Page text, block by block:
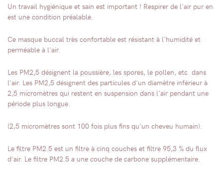
Un travail hygiénique et sain est important ! Respirer de l'air pur en
est une condition préalable.
Ce masque buccal très confortable est résistant à l'humidité et
perméable à l'air.
Les PM2,5 désignent la poussière, les spores, le pollen, etc. dans
l'air. Les PM2,5 désignent des particules d'un diamètre inférieur à
2,5 micromètres qui restent en suspension dans l'air pendant une
période plus longue.
(2,5 micromètres sont 100 fois plus fins qu'un cheveu humain).
Le filtre PM2.5 est un filtre à cinq couches et filtre 95,3 % du flux
d'air. Le filtre PM2.5 a une couche de carbone supplémentaire.